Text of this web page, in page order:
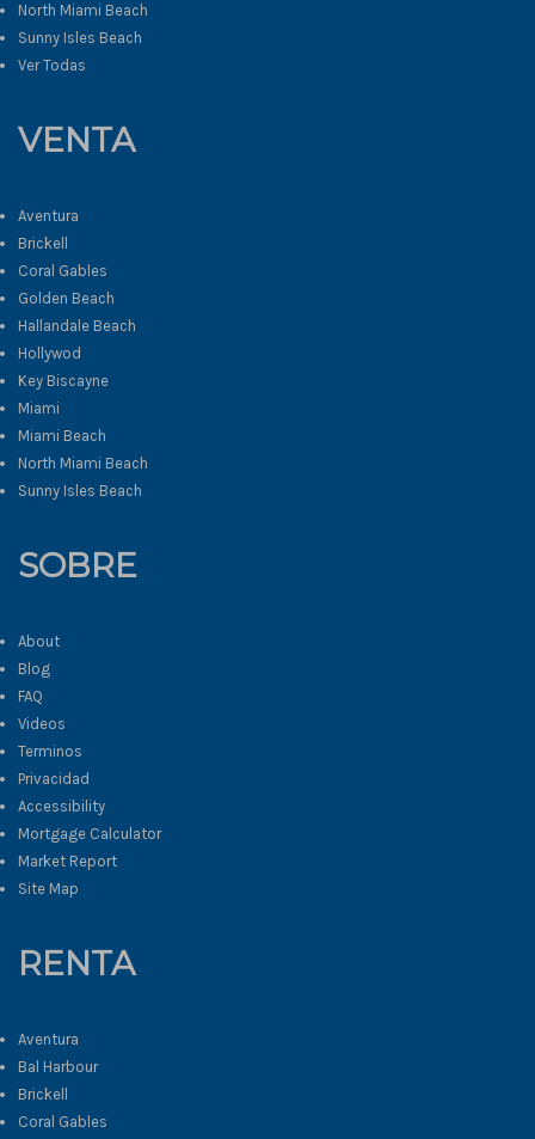
North Miami Beach
Sunny Isles Beach
Ver Todas
VENTA
Aventura
Brickell
Coral Gables
Golden Beach
Hallandale Beach
Hollywod
Key Biscayne
Miami
Miami Beach
North Miami Beach
Sunny Isles Beach
SOBRE
About
Blog
FAQ
Videos
Terminos
Privacidad
Accessibility
Mortgage Calculator
Market Report
Site Map
RENTA
Aventura
Bal Harbour
Brickell
Coral Gables